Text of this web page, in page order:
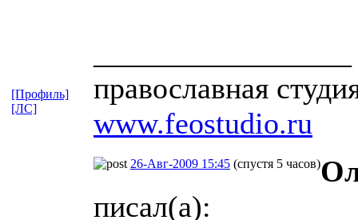
православная
www.feostudio.ru
[Профиль]
[ЛС]
26-Авг-2009 15:45 (спустя 5 часов)
писал(а):